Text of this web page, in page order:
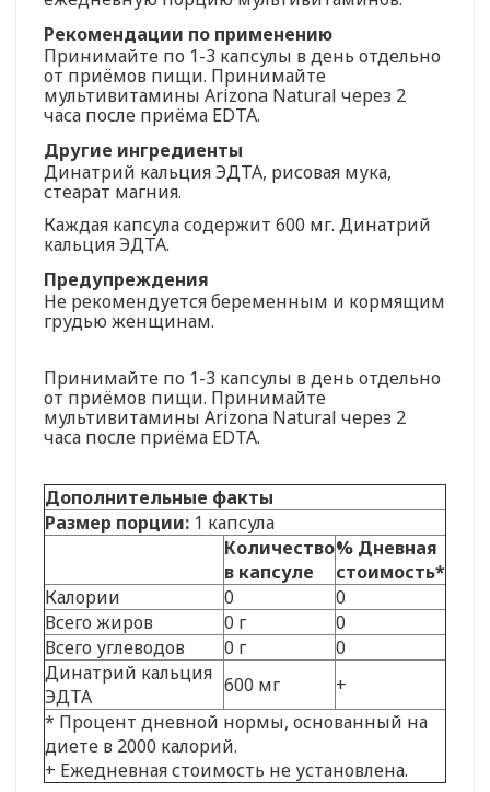
Рекомендации по применению
Принимайте по 1-3 капсулы в день отдельно
от приёмов пищи. Принимайте
мультивитамины Arizona Natural через 2
часа после приёма EDTA.
Другие ингредиенты
Динатрий кальция ЭДТА, рисовая мука,
стеарат магния.
Каждая капсула содержит 600 мг. Динатрий
кальция ЭДТА.
Предупреждения
Не рекомендуется беременным и кормящим
грудью женщинам.
Принимайте по 1-3 капсулы в день отдельно
от приёмов пищи. Принимайте
мультивитамины Arizona Natural через 2
часа после приёма EDTA.
Дополнительные факты
Размер порции: 1 капсула
Количество
в капсуле
% Дневная
стоимость*
Калории
0
0
Всего жиров
0 г
0
Всего углеводов
0 г
0
Динатрий кальция
ЭДТА
600 мг
+
* Процент дневной нормы, основанный на
диете в 2000 калорий.
+ Ежедневная стоимость не установлена.